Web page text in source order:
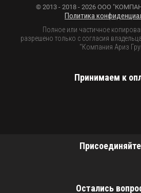
© 2013 - 2018 - 2026 ООО
Политика
Полное или частичное
разрешено только с согласия
"Компания Ариз
Принимаем к
Остались